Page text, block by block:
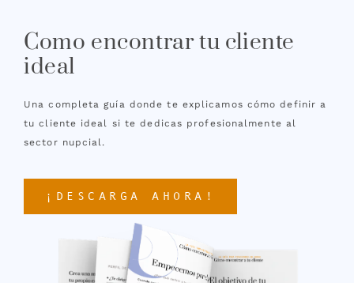
Como encontrar tu cliente
ideal
Una completa guía donde te explicamos cómo definir a
tu cliente ideal si te dedicas profesionalmente al
sector nupcial.
¡DESCARGA AHORA!